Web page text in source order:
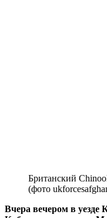
Британский
(фото
Вчера вечером в уезде